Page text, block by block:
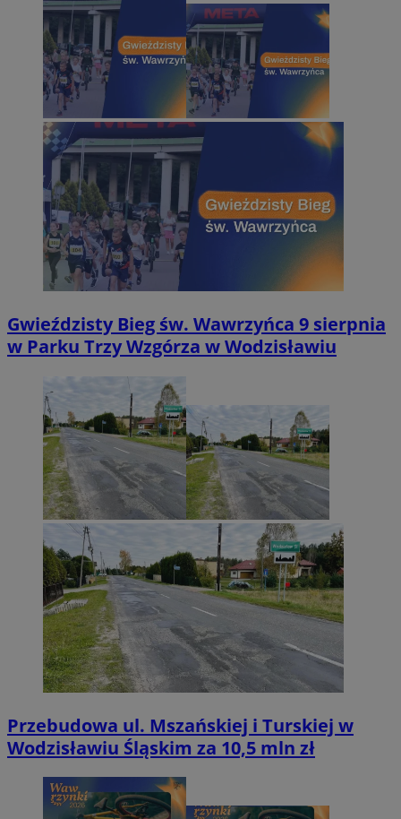
Gwieździsty Bieg św. Wawrzyńca 9 sierpnia
w Parku Trzy Wzgórza w Wodzisławiu
Przebudowa ul. Mszańskiej i Turskiej w
Wodzisławiu Śląskim za 10,5 mln zł